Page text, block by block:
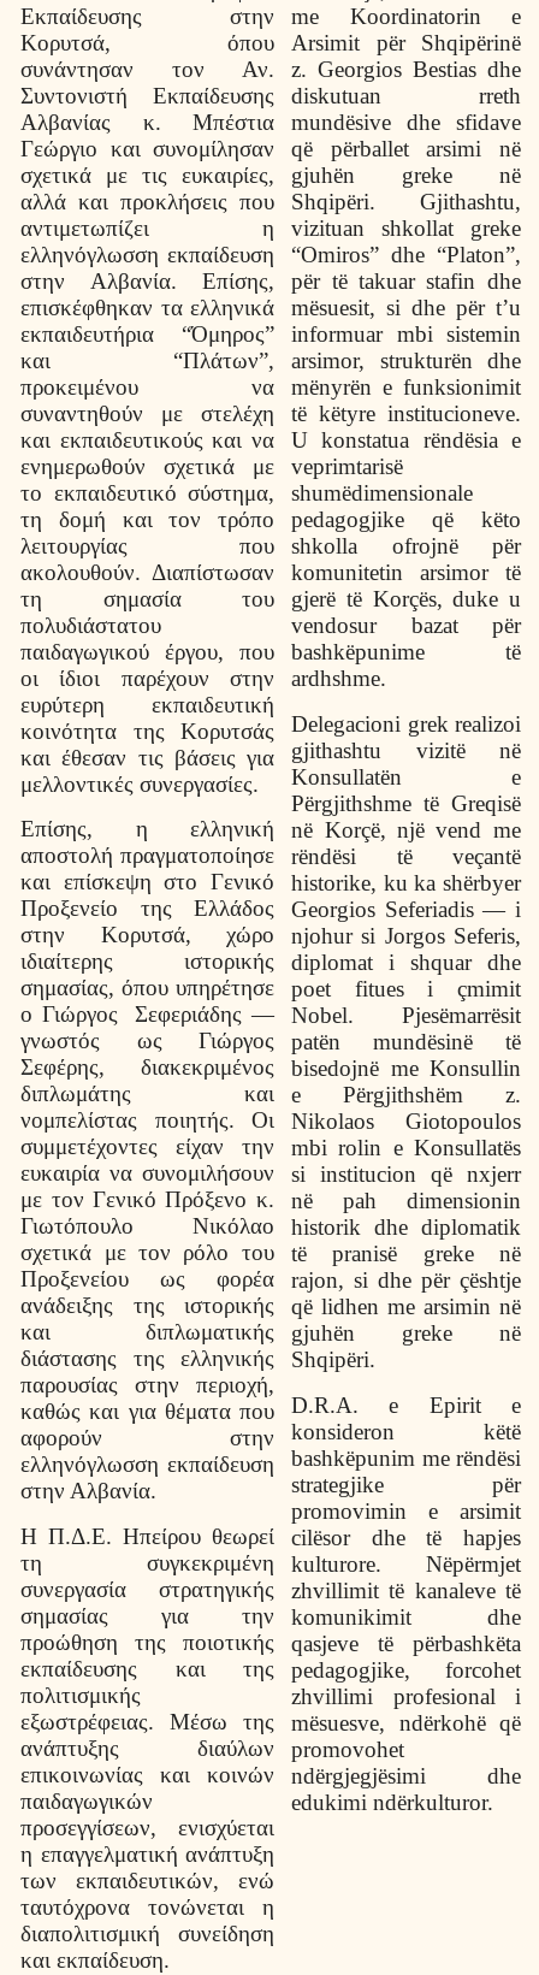
Εκπαίδευσης στην
Κορυτσά, όπου
συνάντησαν τον Αν.
Συντονιστή Εκπαίδευσης
Αλβανίας κ. Μπέστια
Γεώργιο και συνομίλησαν
σχετικά με τις ευκαιρίες,
αλλά και προκλήσεις που
αντιμετωπίζει η
ελληνόγλωσση εκπαίδευση
στην Αλβανία. Επίσης,
επισκέφθηκαν τα ελληνικά
εκπαιδευτήρια “Όμηρος”
και “Πλάτων”,
προκειμένου να
συναντηθούν με στελέχη
και εκπαιδευτικούς και να
ενημερωθούν σχετικά με
το εκπαιδευτικό σύστημα,
τη δομή και τον τρόπο
λειτουργίας που
ακολουθούν. Διαπίστωσαν
τη σημασία του
πολυδιάστατου
παιδαγωγικού έργου, που
οι ίδιοι παρέχουν στην
ευρύτερη εκπαιδευτική
κοινότητα της Κορυτσάς
και έθεσαν τις βάσεις για
μελλοντικές συνεργασίες.
Επίσης, η ελληνική
αποστολή πραγματοποίησε
και επίσκεψη στο Γενικό
Προξενείο της Ελλάδος
στην Κορυτσά, χώρο
ιδιαίτερης ιστορικής
σημασίας, όπου υπηρέτησε
ο Γιώργος
Σεφεριάδης —
γνωστός ως Γιώργος
Σεφέρης, διακεκριμένος
διπλωμάτης και
νομπελίστας ποιητής. Οι
συμμετέχοντες είχαν την
ευκαιρία να συνομιλήσουν
με τον Γενικό Πρόξενο κ.
Γιωτόπουλο Νικόλαο
σχετικά με τον ρόλο του
Προξενείου ως φορέα
ανάδειξης της ιστορικής
και διπλωματικής
διάστασης της ελληνικής
παρουσίας στην περιοχή,
καθώς και για θέματα που
αφορούν στην
ελληνόγλωσση εκπαίδευση
στην Αλβανία.
Η Π.Δ.Ε. Ηπείρου θεωρεί
τη συγκεκριμένη
συνεργασία στρατηγικής
σημασίας για την
προώθηση της ποιοτικής
εκπαίδευσης και της
πολιτισμικής
εξωστρέφειας. Μέσω της
ανάπτυξης διαύλων
επικοινωνίας και κοινών
παιδαγωγικών
προσεγγίσεων, ενισχύεται
η επαγγελματική ανάπτυξη
των εκπαιδευτικών, ενώ
ταυτόχρονα τονώνεται η
διαπολιτισμική συνείδηση
και εκπαίδευση.
me Koordinatorin e
Arsimit për Shqipërinë
z. Georgios Bestias dhe
diskutuan rreth
mundësive dhe sfidave
që përballet arsimi në
gjuhën greke në
Shqipëri. Gjithashtu,
vizituan shkollat greke
“Omiros” dhe “Platon”,
për të takuar stafin dhe
mësuesit, si dhe për t’u
informuar mbi sistemin
arsimor, strukturën dhe
mënyrën e funksionimit
të këtyre institucioneve.
U konstatua rëndësia e
veprimtarisë
shumëdimensionale
pedagogjike që këto
shkolla ofrojnë për
komunitetin arsimor të
gjerë të Korçës, duke u
vendosur bazat për
bashkëpunime të
ardhshme.
Delegacioni grek realizoi
gjithashtu vizitë në
Konsullatën e
Përgjithshme të Greqisë
në Korçë, një vend me
rëndësi të veçantë
historike, ku ka shërbyer
Georgios Seferiadis — i
njohur si Jorgos Seferis,
diplomat i shquar dhe
poet fitues i çmimit
Nobel. Pjesëmarrësit
patën mundësinë të
bisedojnë me Konsullin
e Përgjithshëm z.
Nikolaos Giotopoulos
mbi rolin e Konsullatës
si institucion që nxjerr
në pah dimensionin
historik dhe diplomatik
të pranisë greke në
rajon, si dhe për çështje
që lidhen me arsimin në
gjuhën greke në
Shqipëri.
D.R.A. e Epirit e
konsideron këtë
bashkëpunim me rëndësi
strategjike për
promovimin e arsimit
cilësor dhe të hapjes
kulturore. Nëpërmjet
zhvillimit të kanaleve të
komunikimit dhe
qasjeve të përbashkëta
pedagogjike, forcohet
zhvillimi profesional i
mësuesve, ndërkohë që
promovohet
ndërgjegjësimi dhe
edukimi ndërkulturor.